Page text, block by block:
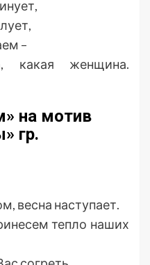
–
какая женщина.
на мотив
гр.
весна наступает.
тепло наших